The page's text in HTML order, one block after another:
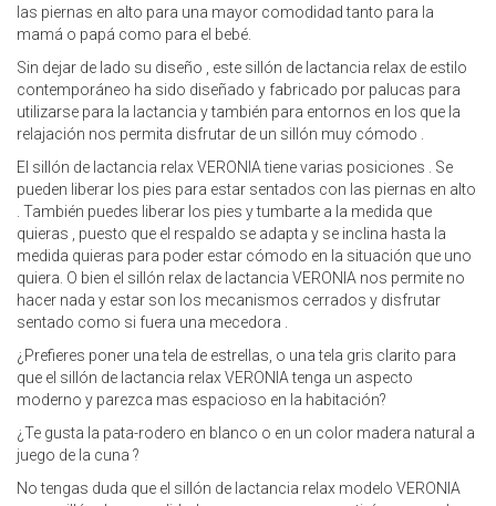
las piernas en alto para una mayor comodidad tanto para la
mamá o papá como para el bebé.
Sin dejar de lado su diseño , este sillón de lactancia relax de estilo
contemporáneo ha sido diseñado y fabricado por palucas para
utilizarse para la lactancia y también para entornos en los que la
relajación nos permita disfrutar de un sillón muy cómodo .
El sillón de lactancia relax VERONIA tiene varias posiciones . Se
pueden liberar los pies para estar sentados con las piernas en alto
. También puedes liberar los pies y tumbarte a la medida que
quieras , puesto que el respaldo se adapta y se inclina hasta la
medida quieras para poder estar cómodo en la situación que uno
quiera. O bien el sillón relax de lactancia VERONIA nos permite no
hacer nada y estar son los mecanismos cerrados y disfrutar
sentado como si fuera una mecedora .
¿Prefieres poner una tela de estrellas, o una tela gris clarito para
que el sillón de lactancia relax VERONIA tenga un aspecto
moderno y parezca mas espacioso en la habitación?
¿Te gusta la pata-rodero en blanco o en un color madera natural a
juego de la cuna ?
No tengas duda que el sillón de lactancia relax modelo VERONIA